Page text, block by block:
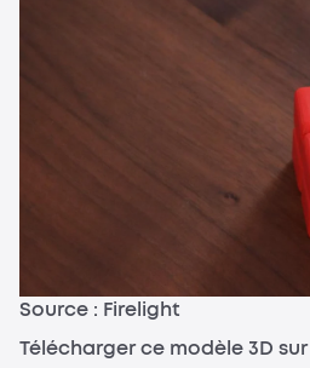
Source : Firelight
Télécharger ce modèle 3D sur